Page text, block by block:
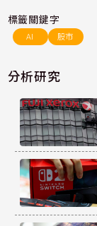
標籤關鍵字
AI 股市
分析研究